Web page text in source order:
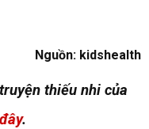
Nguồn: kidshealth
thiếu nhi của
.